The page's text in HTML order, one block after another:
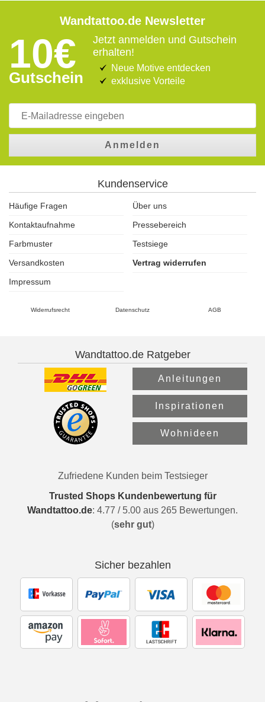
Wandtattoo.de Newsletter
10€
Gutschein
Jetzt anmelden und Gutschein
erhalten!
Neue Motive entdecken
exklusive Vorteile
Anmelden
Kundenservice
Häufige Fragen
Über uns
Kontaktaufnahme
Pressebereich
Farbmuster
Testsiege
Versandkosten
Vertrag widerrufen
Impressum
Widerrufsrecht Datenschutz AGB
Wandtattoo.de Ratgeber
Anleitungen
Inspirationen
Wohnideen
Zufriedene Kunden beim Testsieger
Trusted Shops Kundenbewertung für
Wandtattoo.de: 4.77 / 5.00 aus 265 Bewertungen.
(sehr gut)
Sicher bezahlen